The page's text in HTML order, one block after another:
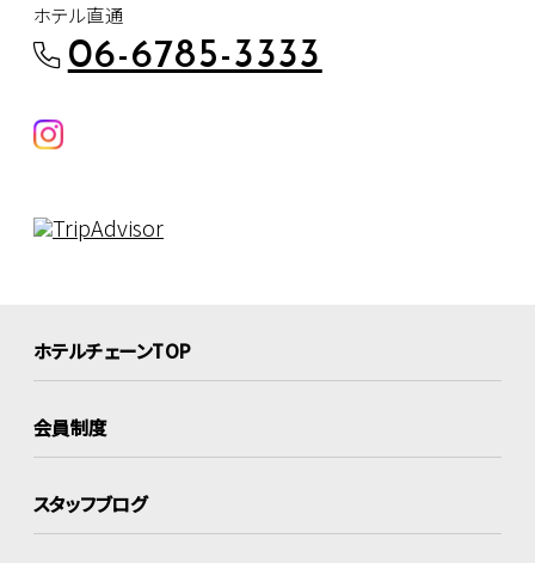
ホテル直通
06-6785-3333
ホテルチェーンTOP
会員制度
スタッフブログ